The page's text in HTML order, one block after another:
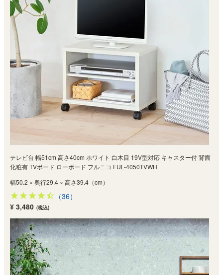
テレビ台 幅51cm 高さ40cm ホワイト 白木目 19V型対応 キャスター付 背面
化粧有 TVボード ローボード フルニコ FUL-4050TVWH
幅50.2 × 奥行29.4 × 高さ39.4（cm）
（36）
¥ 3,480 (税込)